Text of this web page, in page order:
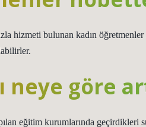
hizmeti bulunan kadın
neye göre
eğitim kurumlarında geçirdikleri